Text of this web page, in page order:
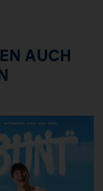
AUCH